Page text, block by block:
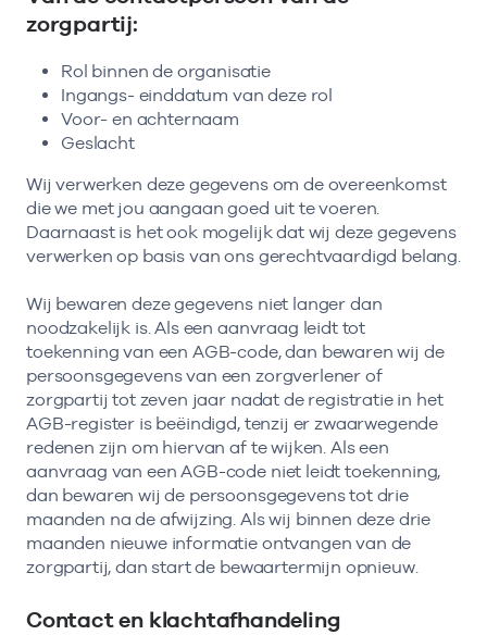
zorgpartij:
Rol binnen de organisatie
Ingangs- einddatum van deze rol
Voor- en achternaam
Geslacht
Wij verwerken deze gegevens om de overeenkomst
die we met jou aangaan goed uit te voeren.
Daarnaast is het ook mogelijk dat wij deze gegevens
verwerken op basis van ons gerechtvaardigd belang.
Wij bewaren deze gegevens niet langer dan
noodzakelijk is. Als een aanvraag leidt tot
toekenning van een AGB-code, dan bewaren wij de
persoonsgegevens van een zorgverlener of
zorgpartij tot zeven jaar nadat de registratie in het
AGB-register is beëindigd, tenzij er zwaarwegende
redenen zijn om hiervan af te wijken. Als een
aanvraag van een AGB-code niet leidt toekenning,
dan bewaren wij de persoonsgegevens tot drie
maanden na de afwijzing. Als wij binnen deze drie
maanden nieuwe informatie ontvangen van de
zorgpartij, dan start de bewaartermijn opnieuw.
Contact en klachtafhandeling